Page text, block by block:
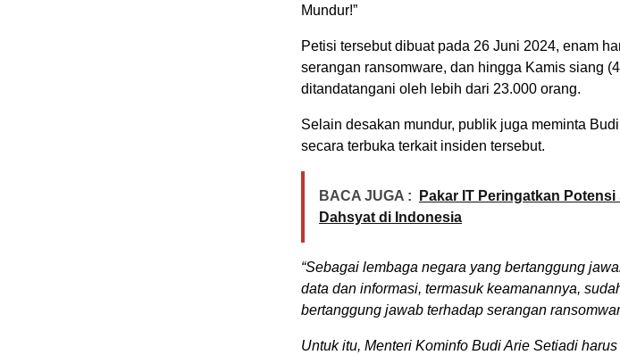
Mundur!”
Petisi tersebut dibuat pada 26 Juni 2024, enam
serangan ransomware, dan hingga Kamis siang
ditandatangani oleh lebih dari 23.000 orang.
Selain desakan mundur, publik juga meminta
secara terbuka terkait insiden tersebut.
BACA JUGA :
Pakar IT Peringatkan
Dahsyat di Indonesia
“Sebagai lembaga negara yang bertanggung
data dan informasi, termasuk keamanannya,
bertanggung jawab terhadap serangan
Untuk itu, Menteri Kominfo Budi Arie Setiadi